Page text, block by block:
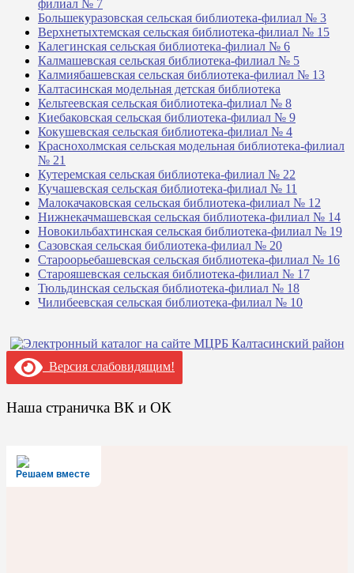
филиал № 7
Большекуразовская сельская библиотека-филиал № 3
Верхнетыхтемская сельская библиотека-филиал № 15
Калегинская сельская библиотека-филиал № 6
Калмашевская сельская библиотека-филиал № 5
Калмиябашевская сельская библиотека-филиал № 13
Калтасинская модельная детская библиотека
Кельтеевская сельская библиотека-филиал № 8
Киебаковская сельская библиотека-филиал № 9
Кокушевская сельская библиотека-филиал № 4
Краснохолмская сельская модельная библиотека-филиал
№ 21
Кутеремская сельская библиотека-филиал № 22
Кучашевская сельская библиотека-филиал № 11
Малокачаковская сельская библиотека-филиал № 12
Нижнекачмашевская сельская библиотека-филиал № 14
Новокильбахтинская сельская библиотека-филиал № 19
Сазовская сельская библиотека-филиал № 20
Староорьебашевская сельская библиотека-филиал № 16
Старояшевская сельская библиотека-филиал № 17
Тюльдинская сельская библиотека-филиал № 18
Чилибеевская сельская библиотека-филиал № 10
Версия слабовидящим!
Наша страничка ВК и ОК
Решаем вместе